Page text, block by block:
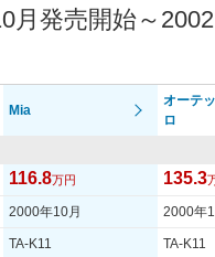
月発売開始～2002
Mia
オーテ
ロ
116.8万円 135.3
2000年10月 2000年
TA-K11 TA-K11